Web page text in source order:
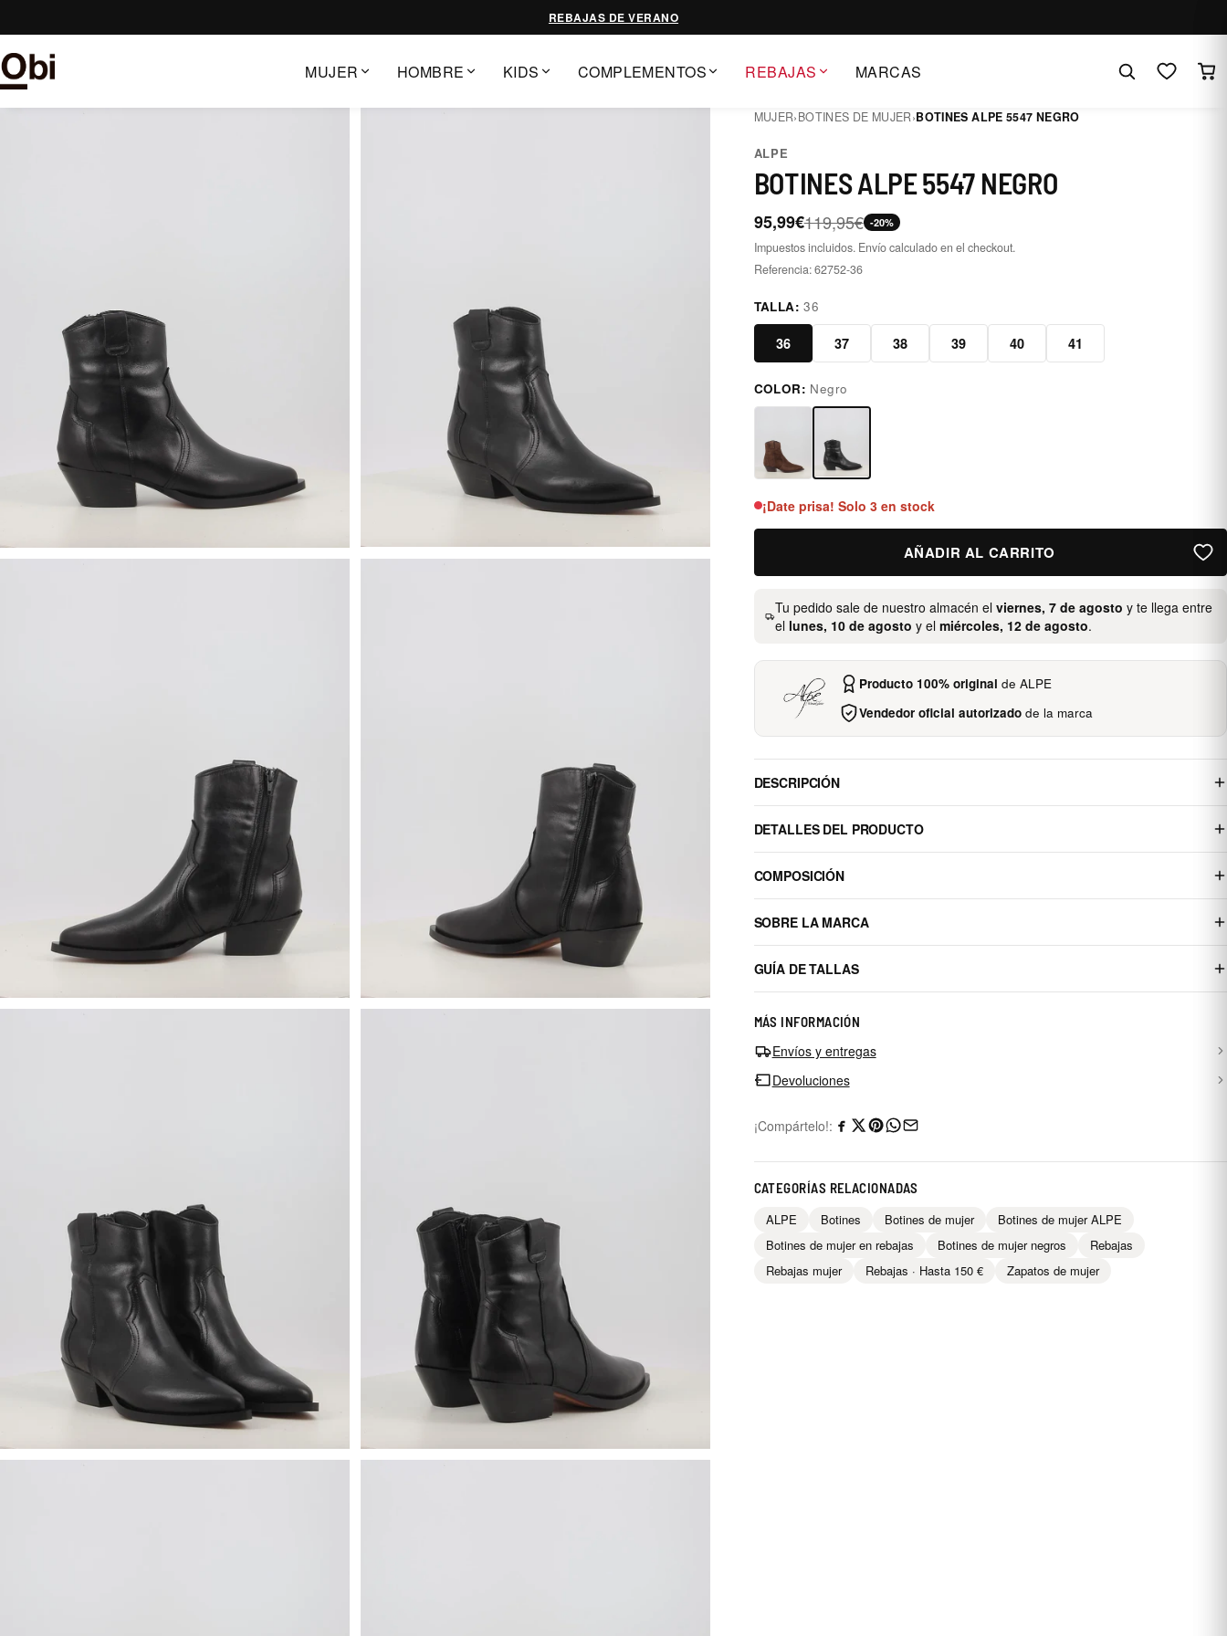
al
contenido
REBAJAS DE VERANO
MUJER HOMBRE KIDS COMPLEMENTOS REBAJAS MARCAS
MUJER›BOTINES DE MUJER›BOTINES ALPE 5547 NEGRO
ALPE
BOTINES ALPE 5547 NEGRO
95,99€119,95€ -20%
Impuestos incluidos. Envío calculado en el checkout.
Referencia:62752-36
TALLA:36
36 37 38 39 40 41
negro
COLOR: Negro
¡Date prisa! Solo 3 en stock
AÑADIR AL CARRITO
Tu pedido sale de nuestro almacén elviernes, 7 de agosto y te llega entre
el lunes, 10 de agosto y elmiércoles, 12 de agosto.
Producto 100% original de ALPE
Vendedor oficial autorizado de la marca
DESCRIPCIÓN
DETALLES DEL PRODUCTO
COMPOSICIÓN
SOBRE LA MARCA
GUÍA DE TALLAS
MÁS INFORMACIÓN
Envíos y entregas
Devoluciones
¡Compártelo!:
CATEGORÍAS RELACIONADAS
ALPE Botines Botines de mujer
Botines de mujer ALPE
Botines de mujer en rebajas
Botines de mujer negros
Rebajas
Rebajas mujer
Rebajas · Hasta 150 € Zapatos de mujer